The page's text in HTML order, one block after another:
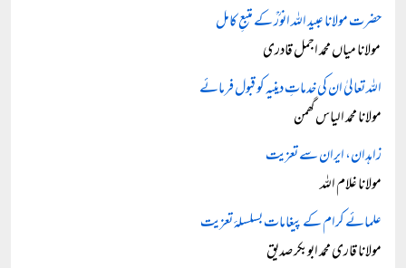
حضرت مولانا عبید اللہ انورؒ کے متبعِ کامل
مولانا میاں محمد اجمل قادری
اللہ تعالیٰ ان کی خدماتِ دینیہ کو قبول فرمائے
مولانا محمد الیاس گھمن
زاہدان، ایران سے تعزیت
مولانا غلام اللہ
علمائے کرام کے پیغامات بسلسلۂ تعزیت
مولانا قاری محمد ابوبکر صدیق